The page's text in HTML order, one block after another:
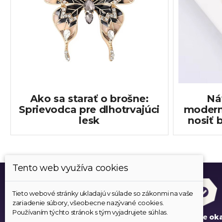
Ako sa starať o brošne:
Sprievodca pre dlhotrvajúci
lesk
nosiť
Všetok tovar je skladom Expedujeme
Tento web využíva cookies
Tieto webové stránky ukladajú v súlade so zákonmi na vaše
zariadenie súbory, všeobecne nazývané cookies.
Používaním týchto stránok s tým vyjadrujete súhlas.